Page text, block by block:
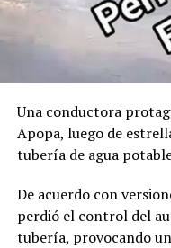
Me gusta esto:
Una conductora
Apopa, luego de
tubería de agua
De acuerdo con
perdió el control del
tubería, provocando